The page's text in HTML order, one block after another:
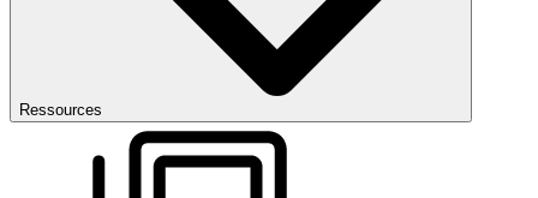
Ressources